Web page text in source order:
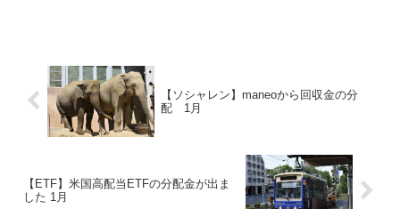
【ソシャレン】maneoから回収金の分
配 1月
【ETF】米国高配当ETFの分配金が出ま
した 1月